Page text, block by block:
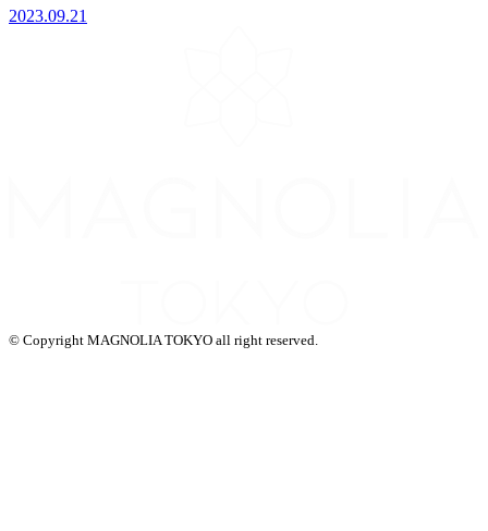
2023.09.21
© Copyright MAGNOLIA TOKYO all right reserved.